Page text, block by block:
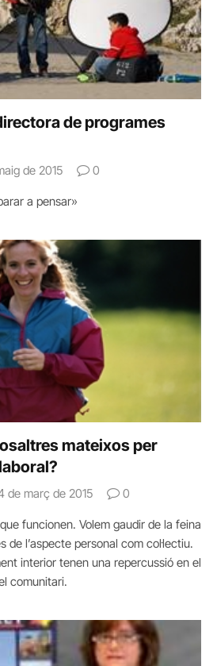
de programes
de 2015 0
a pensar»
mateixos per
de març de 2015 0
funcionen. Volem gaudir de la feina
de l’aspecte personal com col·lectiu.
interior tenen una repercussió en el
comunitari.